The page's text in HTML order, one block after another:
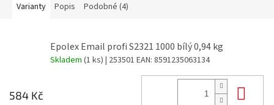
Varianty Popis Podobné (4)
Epolex Email profi S2321 1000 bílý 0,94 kg
Skladem (1 ks) | 253501 EAN: 8591235063134
584 Kč